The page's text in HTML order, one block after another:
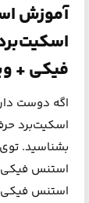
فیکی +
اگه دوست
اسکیت‌برد
بشناسید.
استنس فیکی
استنس فیکی